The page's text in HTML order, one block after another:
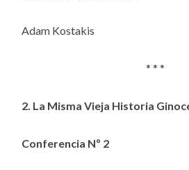
Adam Kostakis
* * *
2. La Misma Vieja Historia
Conferencia Nº 2